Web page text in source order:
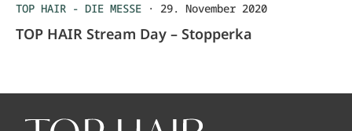
TOP HAIR - DIE MESSE · 29. November 2020
TOP HAIR Stream Day – Stopperka